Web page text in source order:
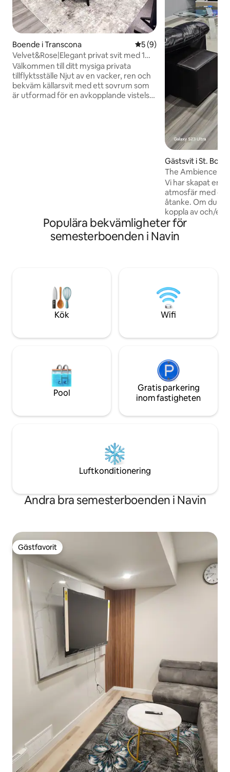
Boende i Transcona 5 av 5 i genomsnittligt
5 (9)
Velvet&Rose|Elegant privat svit med 1
sovrum|Gratis parkering
Välkommen till ditt mysiga privata
tillflyktsställe Njut av en vacker, ren och
bekväm källarsvit med ett sovrum som
är utformad för en avkopplande vistelse.
Gästsvit i St.
The Ambience
Vi har skapat en
atmosfär med
åtanke. Om du
koppla av och/
ett miljöombyte,
sovrum en mysig
badrum,
ögonblick känns så
minuters bilresa
shopping allt du
parkering på
Populära bekvämligheter för
semesterboenden i Navin
Kök Wifi
Pool
Gratis parkering
inom fastigheten
Luftkonditionering
Andra bra semesterboenden i Navin
Gästfavorit
Gästfavorit